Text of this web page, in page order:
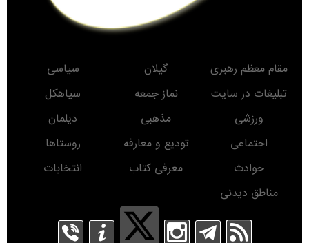
مقام معظم رهبری گیلان
سیاسی
تبلیغات در سایت
نماز جمعه
سیاهکل
ورزشی
مذهبی
دیلمان
اجتماعی
تودیع و معارفه
روستاها
حوادث
معرفی کتاب
انتخابات
مناطق دیدنی